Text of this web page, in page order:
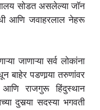
सोडत असलेल्या जॉन
आणि जवाहरलाल नेहरू
जाणाऱ्या सर्व लोकांना
बाहेर पडणार्‍या तरुणांवर
राजगुरू हिंदुस्थान
दुसर्‍या सदस्या भगवती